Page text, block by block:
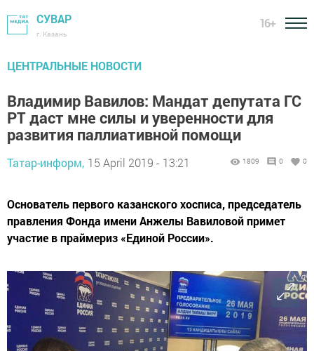
СУВАР
г. Казань
16+
ЦЕНТРАЛЬНЫЕ НОВОСТИ
Владимир Вавилов: Мандат депутата ГС
РТ даст мне силы и уверенности для
развития паллиативной помощи
Татар-информ, 15 April 2019 - 13:21 1809 0 0
Основатель первого казанского хосписа, председатель
правления Фонда имени Анжелы Вавиловой примет
участие в праймериз «Единой России».